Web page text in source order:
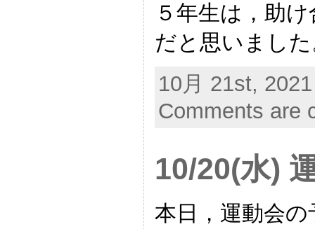
５年生は，助
だと思いまし
10月 21st,
Comments are
10/20(水)
本日，運動会